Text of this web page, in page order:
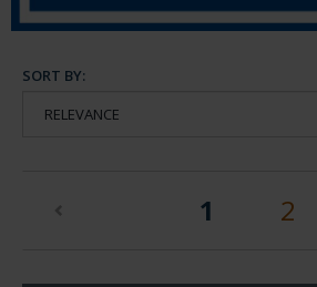
SORT BY:
1 (current)
2